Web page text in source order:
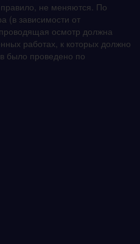
не меняются. По
(в зависимости от
осмотр должна
работах, к которых должно
было проведено по